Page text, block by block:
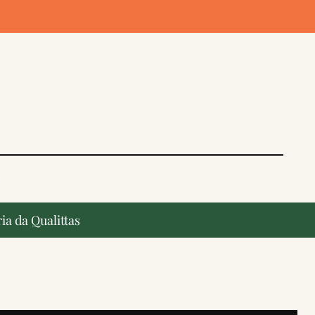
da Qualittasdestaque na imprensa